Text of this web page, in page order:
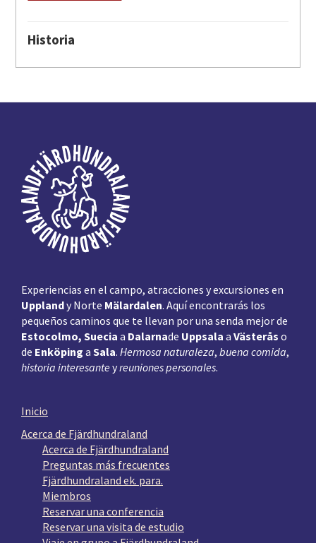
Historia
página
Experiencias en el campo, atracciones y excursiones en
Upplandy Norte Mälardalen. Aquí encontrarás los
pequeños caminos que te llevan por una senda mejor de
Estocolmo, Suecia a Dalarnade Uppsala a Västerås o
de Enköping a Sala. Hermosa naturaleza, buena comida,
historia interesante yreuniones personales.
Inicio
Acerca de Fjärdhundraland
Acerca de Fjärdhundraland
Preguntas más frecuentes
Fjärdhundraland ek. para.
Miembros
Reservar una conferencia
Reservar una visita de estudio